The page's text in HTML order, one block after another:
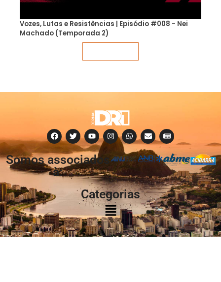
Vozes, Lutas e Resistências | Episódio #008 - Nei
Machado (Temporada 2)
Somos associados
à:
Categorias